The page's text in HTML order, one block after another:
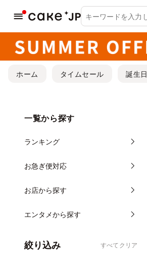
ホーム タイムセール 誕生日
一覧から探す
ランキング
お急ぎ便対応
お店から探す
エンタメから探す
絞り込み すべてクリア